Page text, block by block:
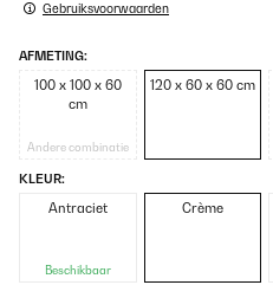
Gebruiksvoorwaarden
AFMETING:
100 x 100 x 60
cm
Andere combinatie
120 x 60 x 60 cm
KLEUR:
Antraciet
Beschikbaar
Crème